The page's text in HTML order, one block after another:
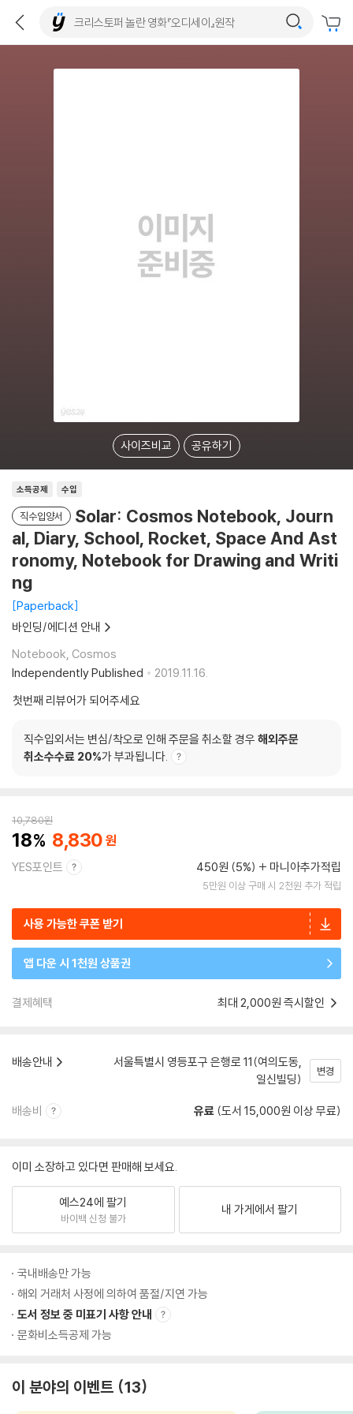
사이즈비교 공유하기
소득공제 수입
직수입양서
Solar: Cosmos Notebook, Journ
al, Diary, School, Rocket, Space And Ast
ronomy, Notebook for Drawing and Writi
ng
Paperback
바인딩/에디션 안내
Notebook, Cosmos
Independently Published
2019.11.16.
첫번째 리뷰어가 되어주세요
직수입외서는 변심/착오로 인해 주문을 취소할 경우 해외주문
취소수수료 20%가 부과됩니다.
10,780원
18 8,830
YES포인트 450원 (5%) 마니아추가적립
5만원 이상 구매 시 2천원 추가 적립
사용 가능한 쿠폰 받기
앱 다운 시 1천원 상품권
결제혜택 최대 2,000원 즉시할인
배송안내
서울특별시 영등포구 은행로 11(여의도동,
일신빌딩)
변경
배송비 유료 (도서 15,000원 이상 무료)
이미 소장하고 있다면 판매해 보세요.
예스24에 팔기
바이백 신청 불가
내 가게에서 팔기
국내배송만 가능
해외 거래처 사정에 의하여 품절/지연 가능
도서 정보 중 미표기 사항 안내
문화비소득공제 가능
이 분야의 이벤트 13